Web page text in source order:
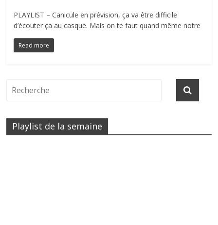
PLAYLIST – Canicule en prévision, ça va être difficile
d’écouter ça au casque. Mais on te faut quand même notre
Read more
Playlist de la semaine